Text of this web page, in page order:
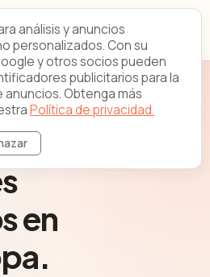
en
análisis y anuncios
personalizados. Con su
y otros socios pueden
publicitarios para la
Obtenga más
Política de privacidad.